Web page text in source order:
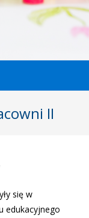
II
się w
edukacyjnego